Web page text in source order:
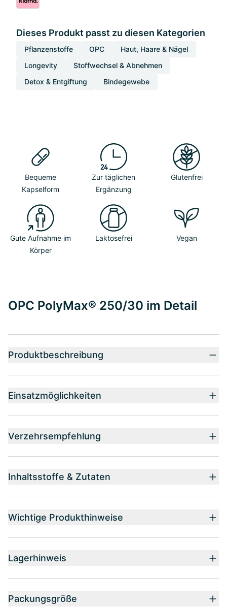
Dieses Produkt passt zu diesen Kategorien
Pflanzenstoffe OPC
Haut, Haare & Nägel
Longevity
Stoffwechsel & Abnehmen
Detox & Entgiftung
Bindegewebe
Bequeme
Kapselform
Zur täglichen
Ergänzung
Glutenfrei
Gute Aufnahme im
Körper
Laktosefrei Vegan
OPC PolyMax® 250/30 im Detail
Produktbeschreibung
Einsatzmöglichkeiten
Verzehrsempfehlung
Inhaltsstoffe & Zutaten
Wichtige Produkthinweise
Lagerhinweis
Packungsgröße